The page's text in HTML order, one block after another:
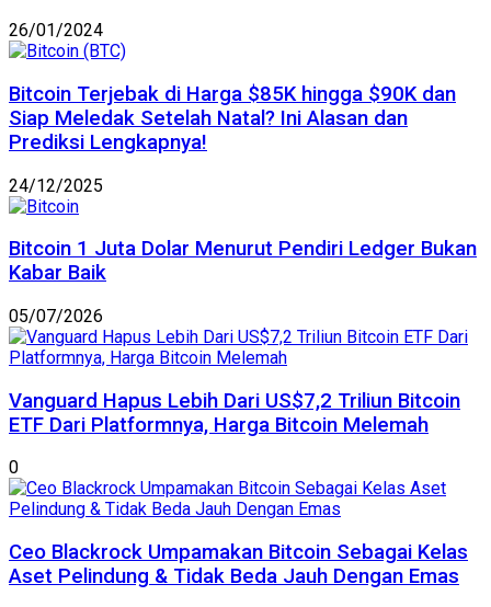
26/01/2024
Bitcoin Terjebak di Harga $85K hingga $90K dan
Siap Meledak Setelah Natal? Ini Alasan dan
Prediksi Lengkapnya!
24/12/2025
Bitcoin 1 Juta Dolar Menurut Pendiri Ledger Bukan
Kabar Baik
05/07/2026
Vanguard Hapus Lebih Dari US$7,2 Triliun Bitcoin
ETF Dari Platformnya, Harga Bitcoin Melemah
0
Ceo Blackrock Umpamakan Bitcoin Sebagai Kelas
Aset Pelindung & Tidak Beda Jauh Dengan Emas